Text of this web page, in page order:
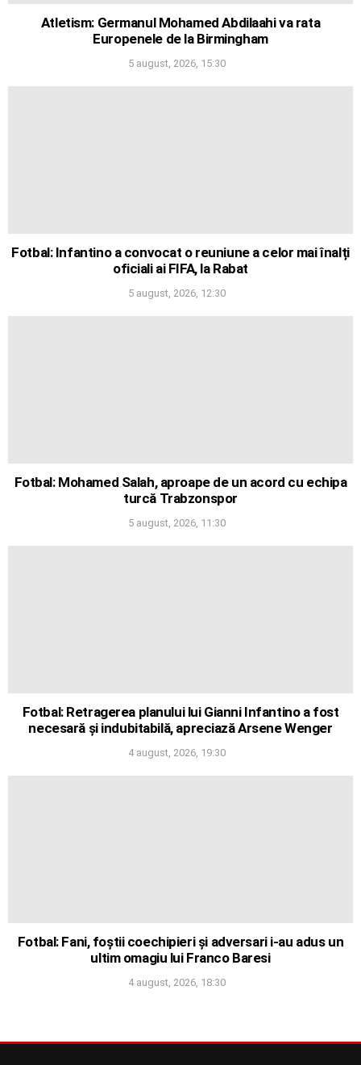
Atletism: Germanul Mohamed Abdilaahi va rata
Europenele de la Birmingham
5 august, 2026, 15:30
Fotbal: Infantino a convocat o reuniune a celor mai înalți
oficiali ai FIFA, la Rabat
5 august, 2026, 12:30
Fotbal: Mohamed Salah, aproape de un acord cu echipa
turcă Trabzonspor
5 august, 2026, 11:30
Fotbal: Retragerea planului lui Gianni Infantino a fost
necesară și indubitabilă, apreciază Arsene Wenger
4 august, 2026, 19:30
Fotbal: Fani, foștii coechipieri și adversari i-au adus un
ultim omagiu lui Franco Baresi
4 august, 2026, 18:30